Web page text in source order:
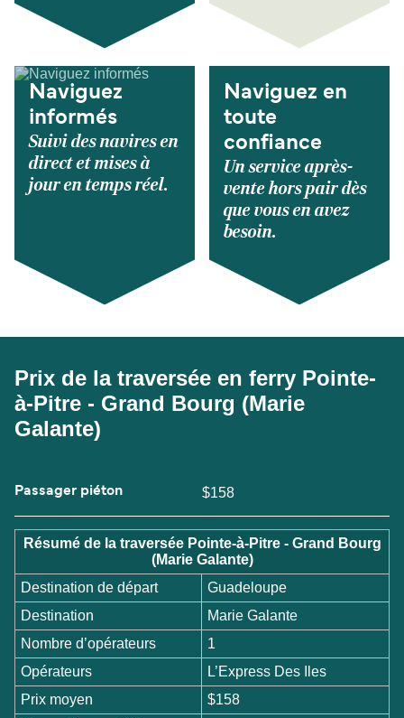
Naviguez
informés
Suivi des navires en
direct et mises à
jour en temps réel.
Naviguez en
toute
confiance
Un service après-
vente hors pair dès
que vous en avez
besoin.
Prix de la traversée en ferry Pointe-
à-Pitre - Grand Bourg (Marie
Galante)
Passager piéton $158
Résumé de la traversée Pointe-à-Pitre - Grand Bourg
(Marie Galante)
Destination de départ
Guadeloupe
Destination
Marie Galante
Nombre d’opérateurs
1
Opérateurs
L’Express Des Iles
Prix moyen
$158